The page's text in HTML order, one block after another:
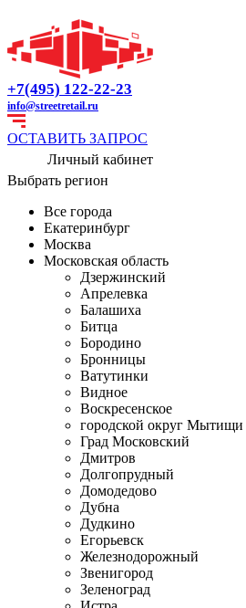
+7(495) 122-22-23
info@streetretail.ru
ОСТАВИТЬ ЗАПРОС
Личный кабинет
Выбрать регион
Все города
Екатеринбург
Москва
Московская область
Дзержинский
Апрелевка
Балашиха
Битца
Бородино
Бронницы
Ватутинки
Видное
Воскресенское
городской округ Мытищи
Град Московский
Дмитров
Долгопрудный
Домодедово
Дубна
Дудкино
Егорьевск
Железнодорожный
Звенигород
Зеленоград